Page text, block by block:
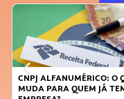
CNPJ ALFANUMÉRICO: O
MUDA PARA QUEM JÁ